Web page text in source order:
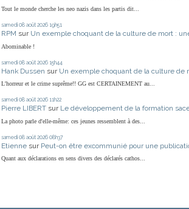
Tout le monde cherche les neo nazis dans les partis dit...
samedi 08 août 2026 19h51
RPM sur Un exemple choquant de la culture de mort :
Abominable !
samedi 08 août 2026 15h44
Hank Dussen sur Un exemple choquant de la culture de
L'horreur et le crime suprême!! GG est CERTAINEMENT au...
samedi 08 août 2026 11h22
Pierre LIBERT sur Le développement de la formation
La photo parle d'elle-même: ces jeunes ressemblent à des...
samedi 08 août 2026 08h37
Etienne sur Peut-on être excommunié pour une
Quant aux déclarations en sens divers des déclarés cathos...